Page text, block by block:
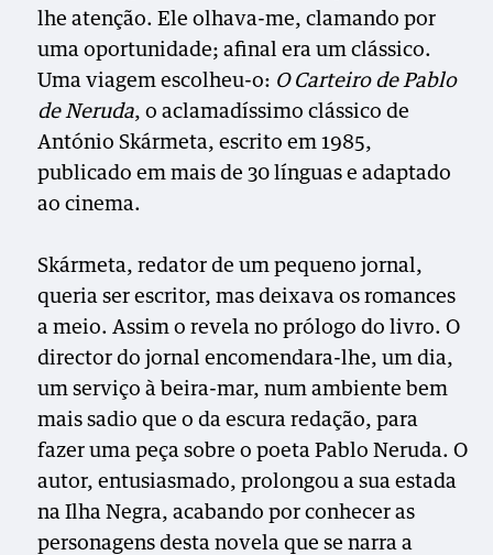
lhe atenção. Ele olhava-me, clamando por
uma oportunidade; afinal era um clássico.
Uma viagem escolheu-o: O Carteiro de Pablo
de Neruda, o aclamadíssimo clássico de
António Skármeta, escrito em 1985,
publicado em mais de 30 línguas e adaptado
ao cinema.
Skármeta, redator de um pequeno jornal,
queria ser escritor, mas deixava os romances
a meio. Assim o revela no prólogo do livro. O
director do jornal encomendara-lhe, um dia,
um serviço à beira-mar, num ambiente bem
mais sadio que o da escura redação, para
fazer uma peça sobre o poeta Pablo Neruda. O
autor, entusiasmado, prolongou a sua estada
na Ilha Negra, acabando por conhecer as
personagens desta novela que se narra a